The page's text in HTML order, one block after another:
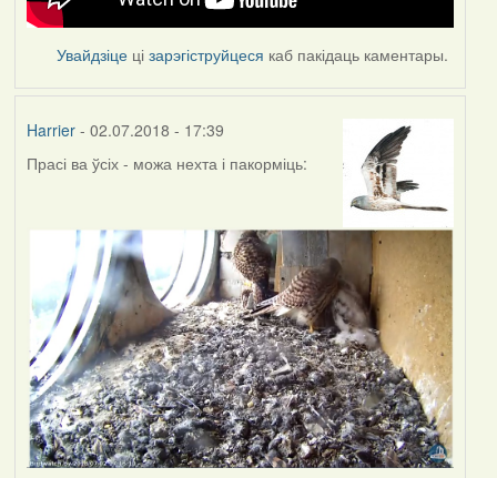
Увайдзіце цізарэгіструйцеся каб пакідаць каментары.
Harrier- 02.07.2018 - 17:39
Прасі ва ўсіх - можа нехта і пакорміць: